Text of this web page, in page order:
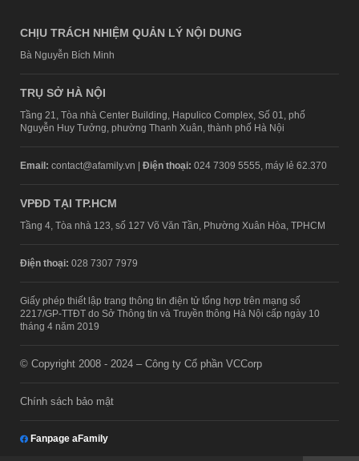
CHỊU TRÁCH NHIỆM QUẢN LÝ NỘI DUNG
Bà Nguyễn Bích Minh
TRỤ SỞ HÀ NỘI
Tầng 21, Tòa nhà Center Building, Hapulico Complex, Số 01, phố
Nguyễn Huy Tưởng, phường Thanh Xuân, thành phố Hà Nội
Email: contact@afamily.vn | Điện thoại: 024 7309 5555, máy lẻ 62.370
VPĐD TẠI TP.HCM
Tầng 4, Tòa nhà 123, số 127 Võ Văn Tần, Phường Xuân Hòa, TPHCM
Điện thoại: 028 7307 7979
Giấy phép thiết lập trang thông tin điện tử tổng hợp trên mạng số
2217/GP-TTĐT do Sở Thông tin và Truyền thông Hà Nội cấp ngày 10
tháng 4 năm 2019
© Copyright 2008 - 2024 – Công ty Cổ phần VCCorp
Chính sách bảo mật
Fanpage aFamily